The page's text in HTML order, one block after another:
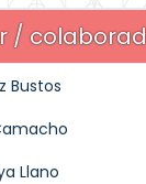
/
Bustos
Llano